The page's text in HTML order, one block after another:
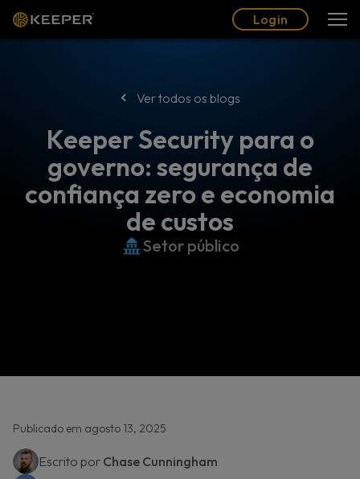
Login
Ver todos os blogs
Keeper Security para o
governo: segurança de
confiança zero e economia
de custos
Setor público
Publicado em agosto 13, 2025
Escrito por Chase Cunningham